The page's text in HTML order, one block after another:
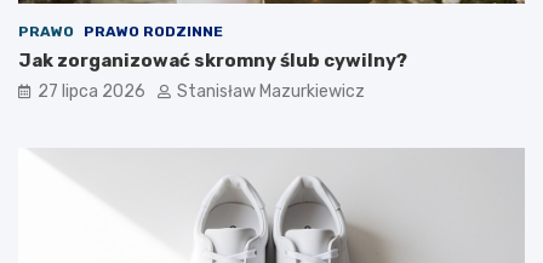
PRAWO PRAWO RODZINNE
Jak zorganizować skromny ślub cywilny?
27 lipca 2026 Stanisław Mazurkiewicz